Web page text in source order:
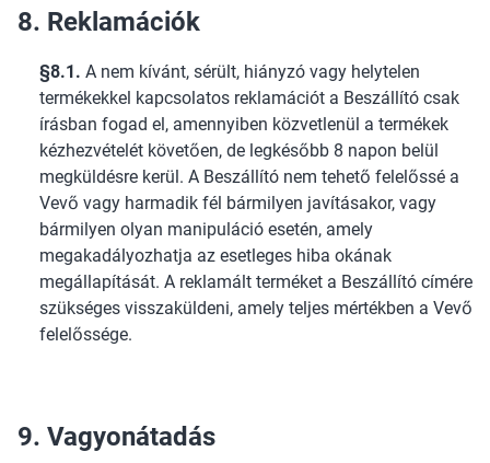
8. Reklamációk
§8.1. A nem kívánt, sérült, hiányzó vagy helytelen
termékekkel kapcsolatos reklamációt a Beszállító csak
írásban fogad el, amennyiben közvetlenül a termékek
kézhezvételét követően, de legkésőbb 8 napon belül
megküldésre kerül. A Beszállító nem tehető felelőssé a
Vevő vagy harmadik fél bármilyen javításakor, vagy
bármilyen olyan manipuláció esetén, amely
megakadályozhatja az esetleges hiba okának
megállapítását. A reklamált terméket a Beszállító címére
szükséges visszaküldeni, amely teljes mértékben a Vevő
felelőssége.
9. Vagyonátadás